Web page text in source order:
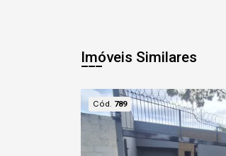
Imóveis Similares
Cód. 789